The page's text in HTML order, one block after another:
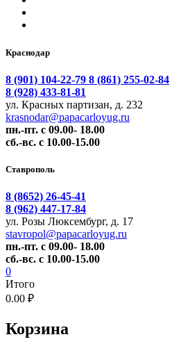
Краснодар
8 (901) 104-22-79 8 (861) 255-02-84
8 (928) 433-81-81
ул. Красных партизан, д. 232
krasnodar@papacarloyug.ru
пн.-пт. с 09.00- 18.00
сб.-вс. с 10.00-15.00
Ставрополь
8 (8652) 26-45-41
8 (962) 447-17-84
ул. Розы Люксембург, д. 17
stavropol@papacarloyug.ru
пн.-пт. с 09.00- 18.00
сб.-вс. с 10.00-15.00
0
Итого
0.00 ₽
Корзина